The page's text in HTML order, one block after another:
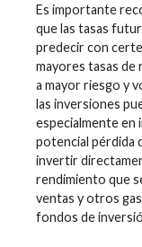
Es importante
que las tasas
predecir con
mayores tasas
a mayor riesgo y
las inversiones
especialmente en
potencial pérdida
invertir
rendimiento que
ventas y otros
fondos de